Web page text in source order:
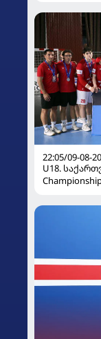
22:05/09-08-
U18.